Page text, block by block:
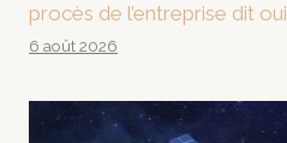
procès de l’entreprise dit oui
6 août 2026